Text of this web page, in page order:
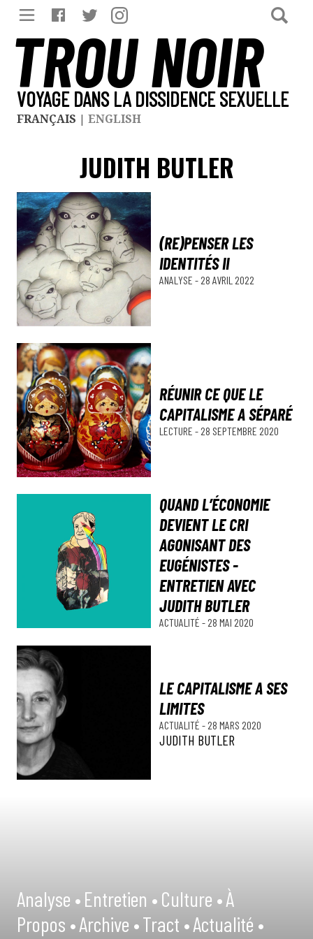
TROU NOIR
VOYAGE DANS LA DISSIDENCE SEXUELLE
FRANÇAIS | ENGLISH
JUDITH BUTLER
(RE)PENSER LES
IDENTITÉS II
ANALYSE - 28 AVRIL 2022
RÉUNIR CE QUE LE
CAPITALISME A SÉPARÉ
LECTURE - 28 SEPTEMBRE 2020
QUAND L’ÉCONOMIE
DEVIENT LE CRI
AGONISANT DES
EUGÉNISTES -
ENTRETIEN AVEC
JUDITH BUTLER
ACTUALITÉ - 28 MAI 2020
LE CAPITALISME A SES
LIMITES
ACTUALITÉ - 28 MARS 2020
JUDITH BUTLER
Analyse •Entretien •Culture •À
Propos •Archive •Tract •Actualité •